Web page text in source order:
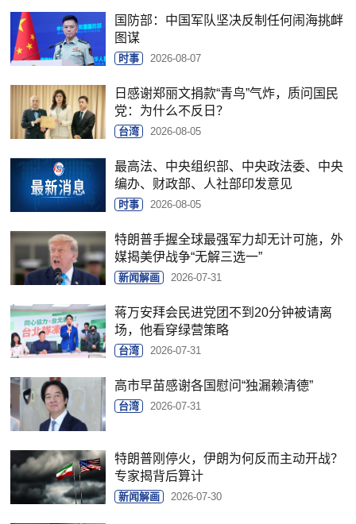
国防部：中国军队坚决反制任何闹海挑衅
图谋
时事 2026-08-07
日感谢郑丽文捐款“青鸟”气炸，质问国民
党：为什么不反日？
台湾 2026-08-05
最高法、中央组织部、中央政法委、中央
编办、财政部、人社部印发意见
时事 2026-08-05
特朗普手握全球最强军力却无计可施，外
媒揭美伊战争“无解三选一”
新闻解画 2026-07-31
蒋万安拜会民进党团不到20分钟被请离
场，他看穿绿营策略
台湾 2026-07-31
高市早苗感谢各国慰问“独漏赖清德”
台湾 2026-07-31
特朗普刚停火，伊朗为何反而主动开战？
专家揭背后算计
新闻解画 2026-07-30